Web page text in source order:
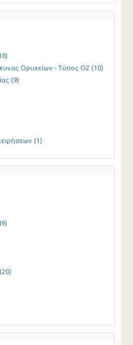
Ορυχείων - Τύπος Ο2 (10)
(9)
(1)
(20)